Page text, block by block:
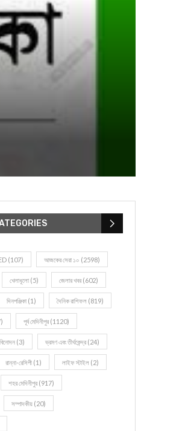
(107) আজকের সেরা ১০ (2598)
খেলাধূলো (5) জেলার খবর (602)
দিনপঞ্জিকা (1) দৈনিক রাশিফল (819)
পূর্ব মেদিনীপুর (1120)
বিনোদন (3) ভ্রমণ এবং তীর্থকেন্দ্র (24)
রান্না-রেসিপী (1) লাইফ স্টাইল (2)
শহর মেদিনীপুর (917)
সম্পাদকীয় (20)